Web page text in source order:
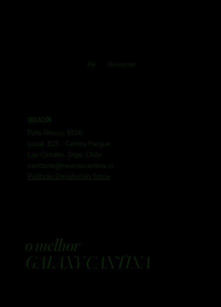
Bar Restaurant
UBICACIÓN
Pdte Riesco 5330
Local 103 - Centro Parque
Las Condes, Stgo, Chile
contacto@nowascantina.cl
Políticas Devolución Store
o melhor
GALAXY CANTINA